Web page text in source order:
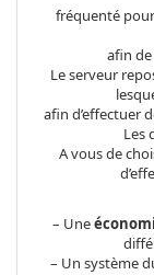
fréquenté
afin
Le serveur
afin d’effectuer
Les
A vous de
– Une
– Un système